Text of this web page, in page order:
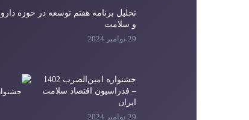
تحلیل برنامه هفتم توسعه در حوزه دارو
و سلامت
29 نوامبر 2024
جشنواره امین‌الضرب 1402
– فدراسیون اقتصاد سلامت
ایران
29 نوامبر 2024